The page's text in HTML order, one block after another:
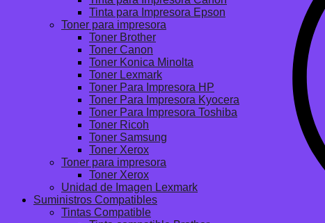
Tinta para Impresora Epson
Toner para impresora
Toner Brother
Toner Canon
Toner Konica Minolta
Toner Lexmark
Toner Para Impresora HP
Toner Para Impresora Kyocera
Toner Para Impresora Toshiba
Toner Ricoh
Toner Samsung
Toner Xerox
Toner para impresora
Toner Xerox
Unidad de Imagen Lexmark
Suministros Compatibles
Tintas Compatible